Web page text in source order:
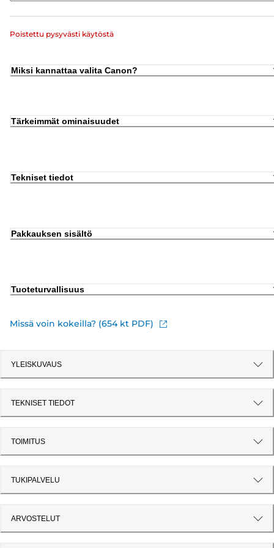
Poistettu pysyvästi käytöstä
Miksi kannattaa valita Canon?
Tärkeimmät ominaisuudet
Tekniset tiedot
Pakkauksen sisältö
Tuoteturvallisuus
Missä voin kokeilla? (654 kt PDF)
YLEISKUVAUS
TEKNISET TIEDOT
TOIMITUS
TUKIPALVELU
ARVOSTELUT